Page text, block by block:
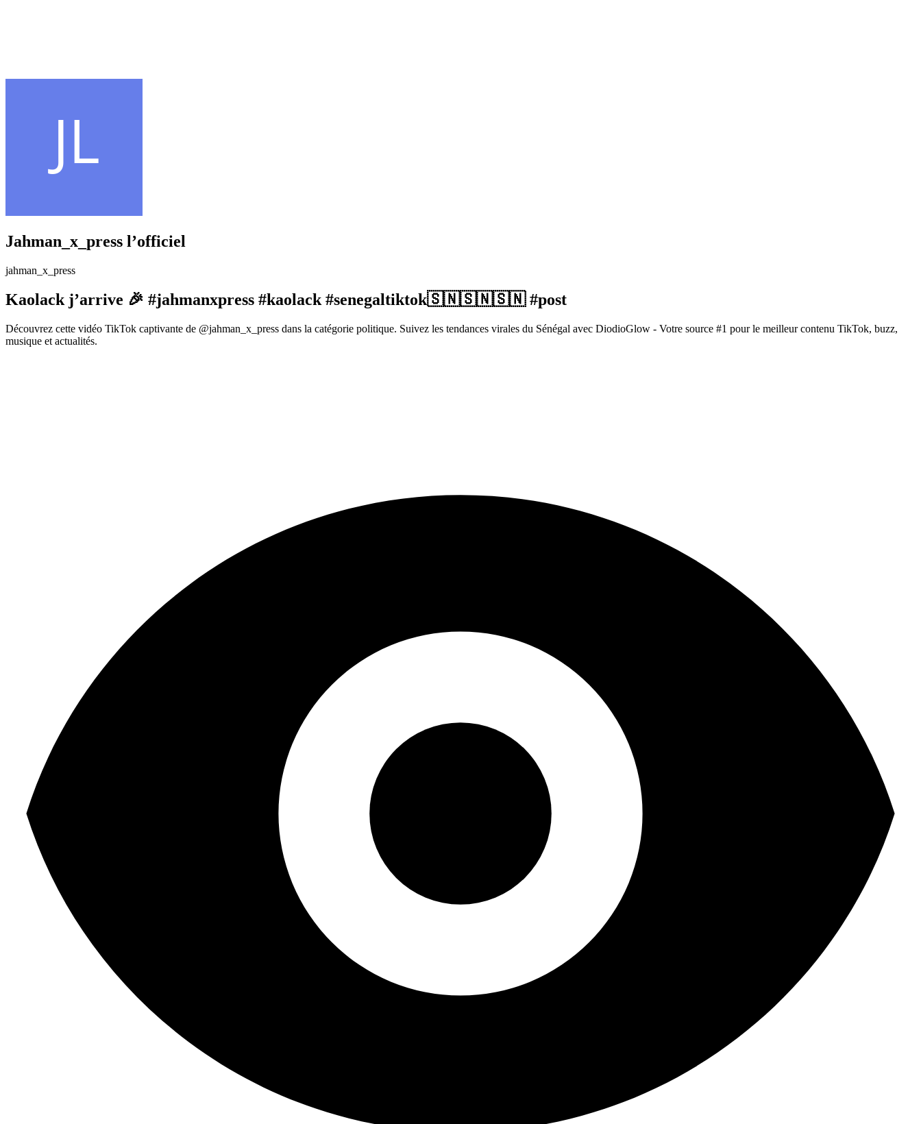
Jahman_x_press l’officiel
jahman_x_press
Kaolack j’arrive 🎉 #jahmanxpress #kaolack #senegaltiktok🇸🇳🇸🇳🇸🇳 #post
Découvrez cette vidéo TikTok captivante de @jahman_x_press dans la catégorie politique. Suivez les tendances virales du Sénégal avec DiodioGlow - Votre source #1 pour le meilleur contenu TikTok, buzz,
musique et actualités.